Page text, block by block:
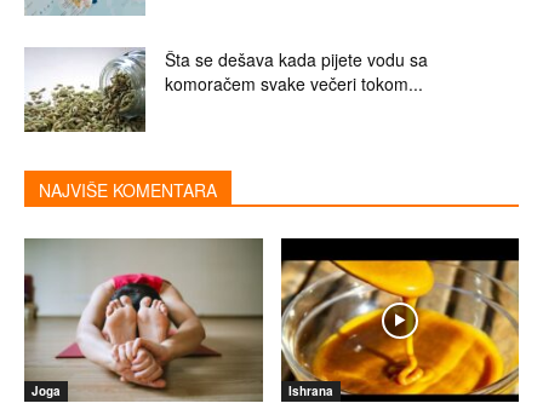
Šta se dešava kada pijete vodu sa
komoračem svake večeri tokom...
NAJVIŠE KOMENTARA
Joga Ishrana